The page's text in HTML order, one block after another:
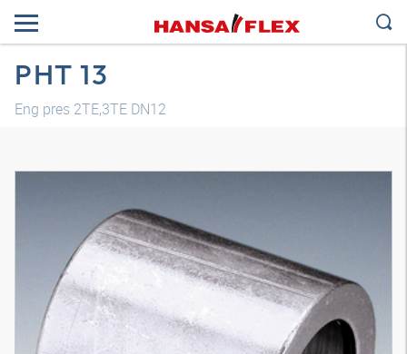
PHT 13
Eng pres 2TE,3TE DN12